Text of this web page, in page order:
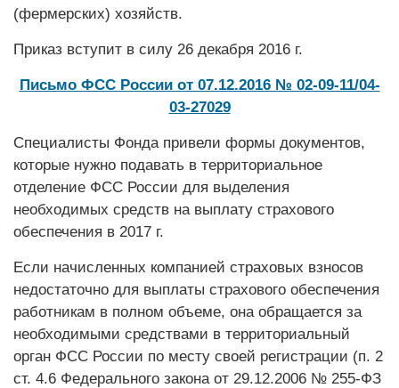
(фермерских) хозяйств.
Приказ вступит в силу 26 декабря 2016 г.
Письмо ФСС России от 07.12.2016 № 02-09-11/04-
03-27029
Специалисты Фонда привели формы документов,
которые нужно подавать в территориальное
отделение ФСС России для выделения
необходимых средств на выплату страхового
обеспечения в 2017 г.
Если начисленных компанией страховых взносов
недостаточно для выплаты страхового обеспечения
работникам в полном объеме, она обращается за
необходимыми средствами в территориальный
орган ФСС России по месту своей регистрации (п. 2
ст. 4.6 Федерального закона от 29.12.2006 № 255-ФЗ